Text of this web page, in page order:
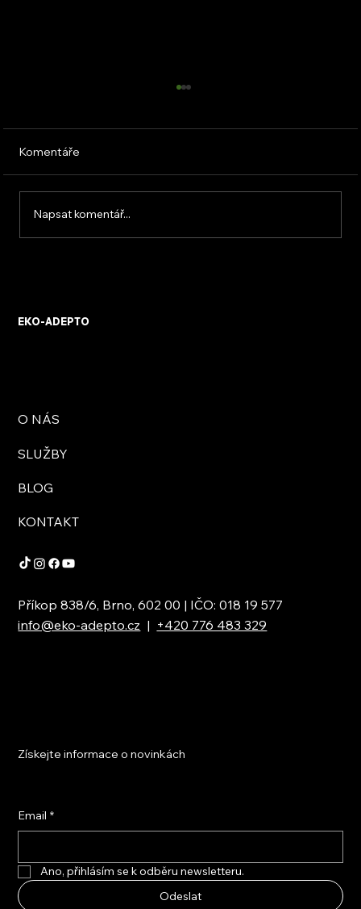
Komentáře
Napsat komentář...
EKO-ADEPTO
O NÁS
SLUŽBY
BLOG
KONTAKT
Příkop 838/6, Brno, 602 00 | IČO: 018 19 577
info@eko-adepto.cz | +420 776 483 329
Získejte informace o novinkách
Email *
Ano, přihlásím se k odběru newsletteru.
Odeslat